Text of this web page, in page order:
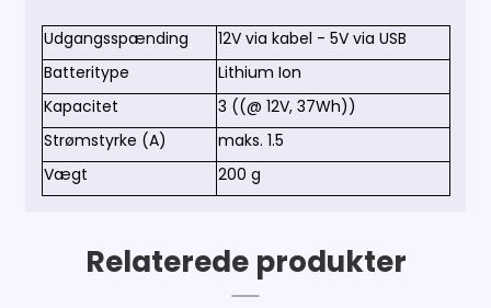
Udgangsspænding
12V via kabel - 5V via USB
Batteritype
Lithium Ion
Kapacitet
3 ((@ 12V, 37Wh))
Strømstyrke (A)
maks. 1.5
Vægt
200 g
Relaterede produkter